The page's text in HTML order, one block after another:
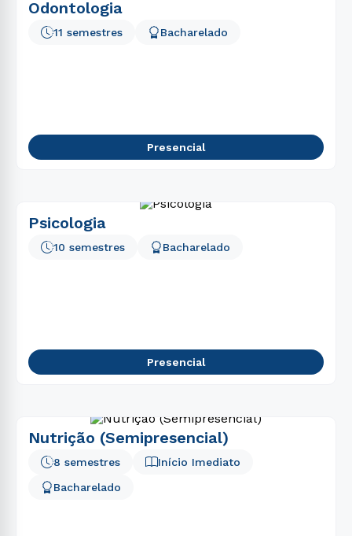
Odontologia
Bacharelado
11 semestres
Presencial
Psicologia
10 semestres Bacharelado
Presencial
Nutrição (Semipresencial)
Início Imediato
Bacharelado
8 semestres